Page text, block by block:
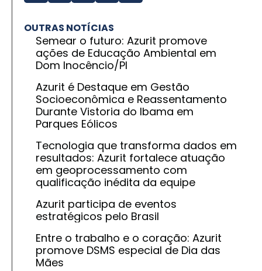
OUTRAS NOTÍCIAS
Semear o futuro: Azurit promove
ações de Educação Ambiental em
Dom Inocêncio/PI
Azurit é Destaque em Gestão
Socioeconômica e Reassentamento
Durante Vistoria do Ibama em
Parques Eólicos
Tecnologia que transforma dados em
resultados: Azurit fortalece atuação
em geoprocessamento com
qualificação inédita da equipe
Azurit participa de eventos
estratégicos pelo Brasil
Entre o trabalho e o coração: Azurit
promove DSMS especial de Dia das
Mães